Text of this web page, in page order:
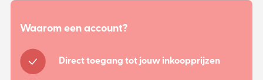
Waarom een account?
Direct toegang tot jouw inkoopprijzen